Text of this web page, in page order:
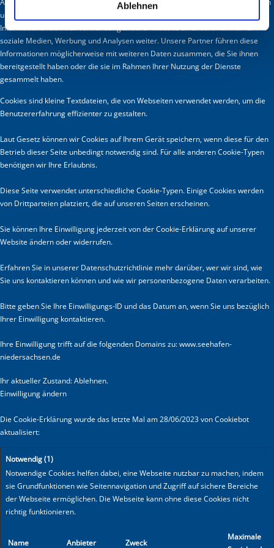
Ablehnen
Anzeigen zu personalisieren, Funktionen für soziale Medien anbieten zu können
und die Zugriffe auf unsere Website zu analysieren. Außerdem geben wir
Informationen zu Ihrer Verwendung unserer Website an unsere Partner für
soziale Medien, Werbung und Analysen weiter. Unsere Partner führen diese
Informationen möglicherweise mit weiteren Daten zusammen, die Sie ihnen
bereitgestellt haben oder die sie im Rahmen Ihrer Nutzung der Dienste
gesammelt haben.
Cookies sind kleine Textdateien, die von Webseiten verwendet werden, um die
Benutzererfahrung effizienter zu gestalten.
Laut Gesetz können wir Cookies auf Ihrem Gerät speichern, wenn diese für den
Betrieb dieser Seite unbedingt notwendig sind. Für alle anderen Cookie-Typen
benötigen wir Ihre Erlaubnis.
Diese Seite verwendet unterschiedliche Cookie-Typen. Einige Cookies werden
von Drittparteien platziert, die auf unseren Seiten erscheinen.
Sie können Ihre Einwilligung jederzeit von der Cookie-Erklärung auf unserer
Website ändern oder widerrufen.
Erfahren Sie in unserer Datenschutzrichtlinie mehr darüber, wer wir sind, wie
Sie uns kontaktieren können und wie wir personenbezogene Daten verarbeiten.
Bitte geben Sie Ihre Einwilligungs-ID und das Datum an, wenn Sie uns bezüglich
Ihrer Einwilligung kontaktieren.
Ihre Einwilligung trifft auf die folgenden Domains zu: www.seehafen-
niedersachsen.de
Ihr aktueller Zustand: Ablehnen.
Einwilligung ändern
Die Cookie-Erklärung wurde das letzte Mal am 28/06/2023 vonCookiebot
aktualisiert:
Notwendig (1)
Notwendige Cookies helfen dabei, eine Webseite nutzbar zu machen, indem
sie Grundfunktionen wie Seitennavigation und Zugriff auf sichere Bereiche
der Webseite ermöglichen. Die Webseite kann ohne diese Cookies nicht
richtig funktionieren.
Name Anbieter Zweck
Maximale